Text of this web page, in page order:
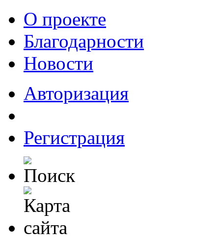
О проекте
Благодарности
Новости
Авторизация
Регистрация